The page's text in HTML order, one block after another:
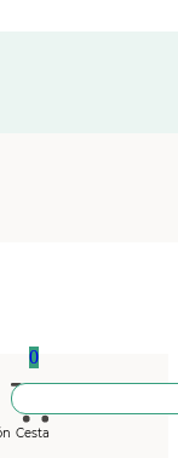
0
Cesta